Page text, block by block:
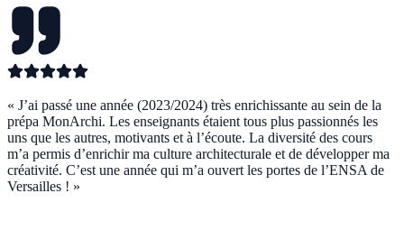
« J’ai passé une année (2023/2024) très enrichissante au sein de la
prépa MonArchi. Les enseignants étaient tous plus passionnés les
uns que les autres, motivants et à l’écoute. La diversité des cours
m’a permis d’enrichir ma culture architecturale et de développer ma
créativité. C’est une année qui m’a ouvert les portes de l’ENSA de
Versailles ! »